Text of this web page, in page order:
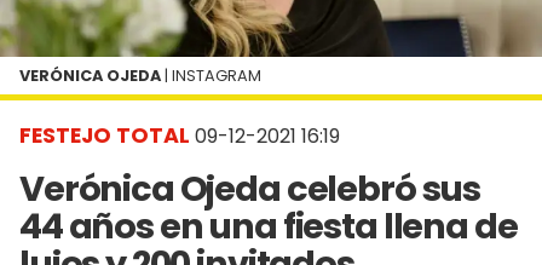
FESTEJO TOTAL 09-12-2021 16:19
Verónica Ojeda celebró sus
44 años en una fiesta llena de
VERÓNICA OJEDA | INSTAGRAM